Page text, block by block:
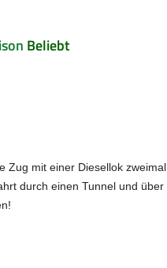
Beliebt
Zug mit einer Diesellok zweimal
durch einen Tunnel und über